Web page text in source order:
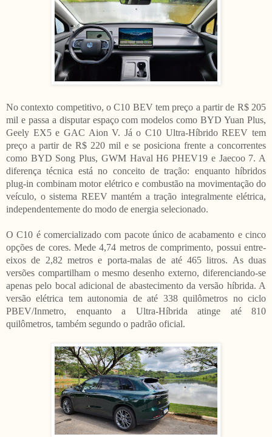
No contexto competitivo, o C10 BEV tem preço a partir de R$ 205
mil e passa a disputar espaço com modelos como BYD Yuan Plus,
Geely EX5 e GAC Aion V. Já o C10 Ultra-Híbrido REEV tem
preço a partir de R$ 220 mil e se posiciona frente a concorrentes
como BYD Song Plus, GWM Haval H6 PHEV19 e Jaecoo 7. A
diferença técnica está no conceito de tração: enquanto híbridos
plug-in combinam motor elétrico e combustão na movimentação do
veículo, o sistema REEV mantém a tração integralmente elétrica,
independentemente do modo de energia selecionado.
O C10 é comercializado com pacote único de acabamento e cinco
opções de cores. Mede 4,74 metros de comprimento, possui entre-
eixos de 2,82 metros e porta-malas de até 465 litros. As duas
versões compartilham o mesmo desenho externo, diferenciando-se
apenas pelo bocal adicional de abastecimento da versão híbrida. A
versão elétrica tem autonomia de até 338 quilômetros no ciclo
PBEV/Inmetro, enquanto a Ultra-Híbrida atinge até 810
quilômetros, também segundo o padrão oficial.